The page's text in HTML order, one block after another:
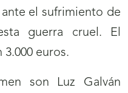
el sufrimiento de
guerra cruel. El
euros.
son Luz Galván